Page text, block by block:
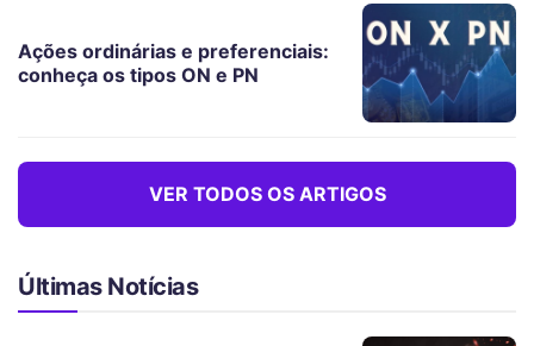
Ações ordinárias e preferenciais:
conheça os tipos ON e PN
VER TODOS OS ARTIGOS
Últimas Notícias